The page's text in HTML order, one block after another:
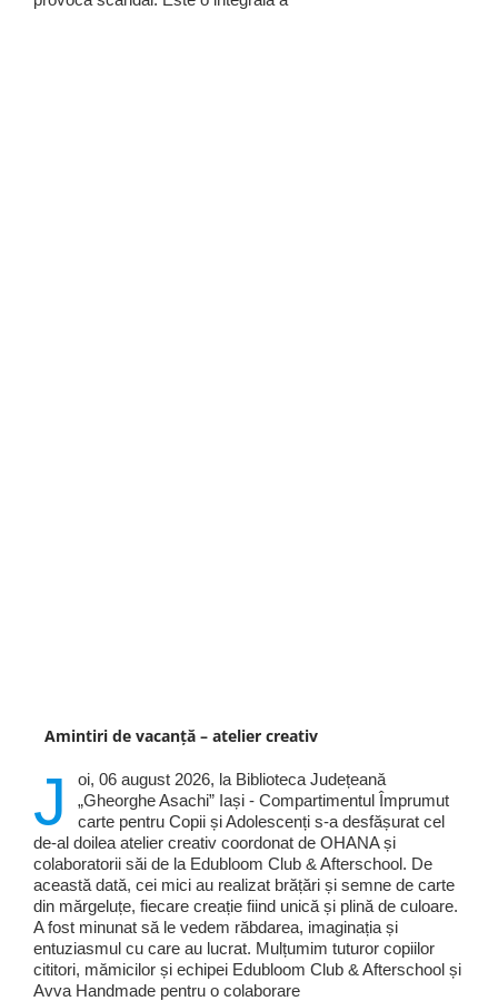
Amintiri de vacanță – atelier creativ
J
oi, 06 august 2026, la Biblioteca Județeană
„Gheorghe Asachi” Iași - Compartimentul Împrumut
carte pentru Copii și Adolescenți s-a desfășurat cel
de-al doilea atelier creativ coordonat de OHANA și
colaboratorii săi de la Edubloom Club & Afterschool. De
această dată, cei mici au realizat brățări și semne de carte
din mărgeluțe, fiecare creație fiind unică și plină de culoare.
A fost minunat să le vedem răbdarea, imaginația și
entuziasmul cu care au lucrat. Mulțumim tuturor copiilor
cititori, mămicilor și echipei Edubloom Club & Afterschool și
Avva Handmade pentru o colaborare